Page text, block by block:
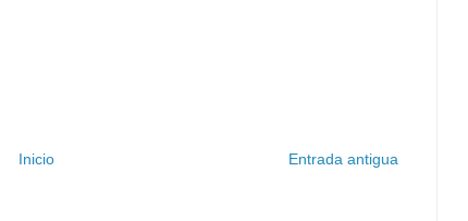
Entrada antigua
Inicio